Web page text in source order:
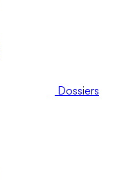
Dossiers